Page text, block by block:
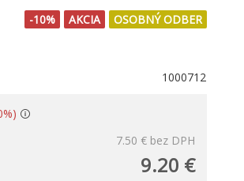
OSOBNÝ ODBER
AKCIA
-10%
1000712
7.50 € bez DPH
9.20 €